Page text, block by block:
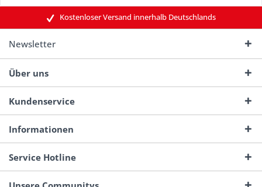
Kostenloser Versand innerhalb Deutschlands
Newsletter
Über uns
Kundenservice
Informationen
Service Hotline